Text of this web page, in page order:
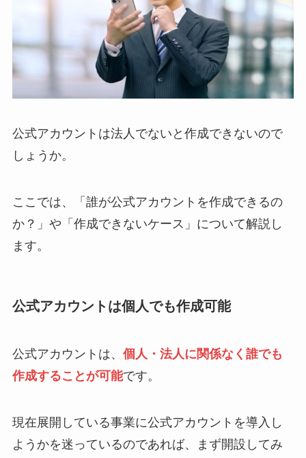
公式アカウントは法人でないと作成できないので
しょうか。
ここでは、「誰が公式アカウントを作成できるの
か？」や「作成できないケース」について解説し
ます。
公式アカウントは個人でも作成可能
公式アカウントは、 個人・法人に関係なく誰でも
作成することが可能です。
現在展開している事業に公式アカウントを導入し
ようかを迷っているのであれば、まず開設してみ